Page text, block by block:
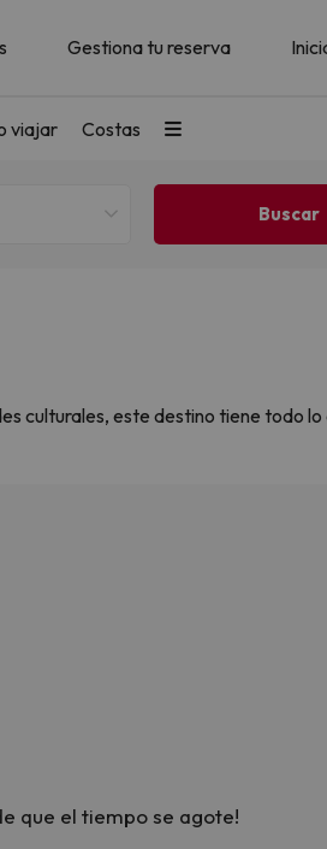
Gestiona tu reserva
viajar Costas
culturales, este destino tiene todo lo
que el tiempo se agote!